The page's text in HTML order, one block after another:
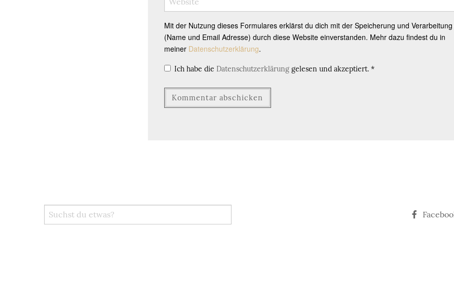
Mit der Nutzung dieses Formulares erklärst du dich mit der Speicherung und
(Name und Email Adresse) durch diese Website einverstanden. Mehr dazu findest du in
meiner Datenschutzerklärung.
Ich habe die Datenschutzerklärung gelesen und akzeptiert. *